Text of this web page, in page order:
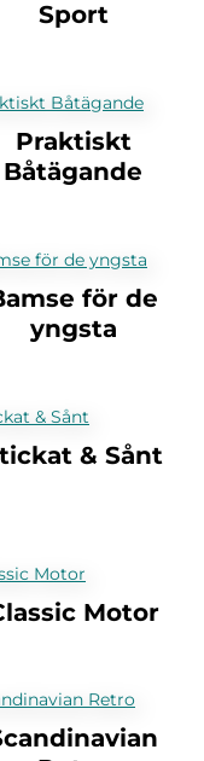
Sport
Praktiskt
Båtägande
för de
yngsta
& Sånt
Motor